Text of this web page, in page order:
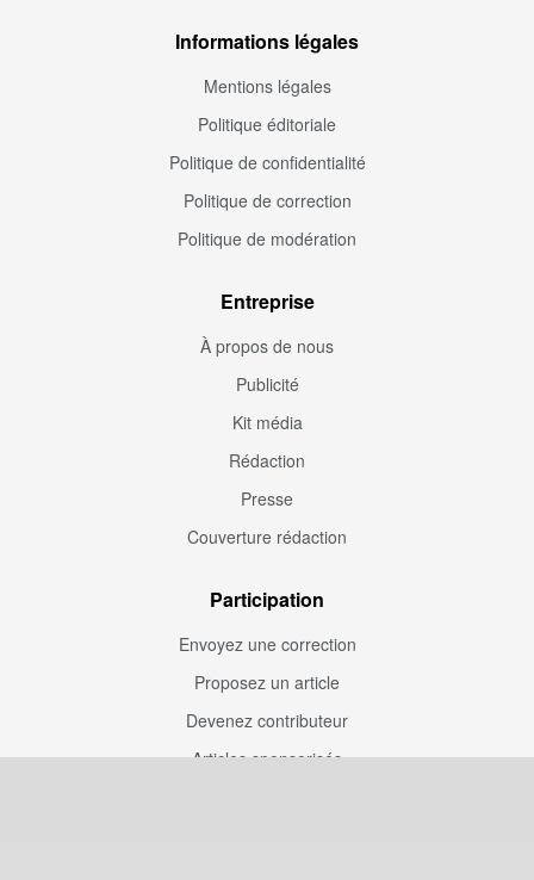
Informations légales
Mentions légales
Politique éditoriale
Politique de confidentialité
Politique de correction
Politique de modération
Entreprise
À propos de nous
Publicité
Kit média
Rédaction
Presse
Couverture rédaction
Participation
Envoyez une correction
Proposez un article
Devenez contributeur
Articles sponsorisés